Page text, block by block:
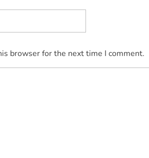
browser for the next time I comment.